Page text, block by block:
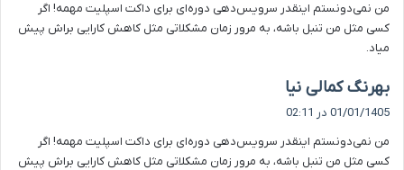
:
من نمی‌دونستم اینقدر سرویس‌دهی دوره‌ای برای داکت اسپلیت مهمه! اگر
کسی مثل من تنبل باشه، به مرور زمان مشکلاتی مثل کاهش کارایی براش پیش
میاد.
بهرنگ کمالی نیا
:
01/01/1405 در 02:11
من نمی‌دونستم اینقدر سرویس‌دهی دوره‌ای برای داکت اسپلیت مهمه! اگر
کسی مثل من تنبل باشه، به مرور زمان مشکلاتی مثل کاهش کارایی براش پیش